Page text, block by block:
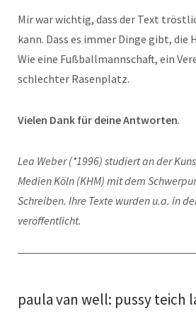
Mir war wichtig, dass der Text
kann. Dass es immer Dinge gibt, die
Wie eine Fußballmannschaft, ein
schlechter Rasenplatz.
Vielen Dank für deine Antworten.
Lea Weber (*1996) studiert an der
Medien Köln (KHM) mit dem
Schreiben. Ihre Texte wurden u.a. in
veröffentlicht.
paula van well: pussy teich